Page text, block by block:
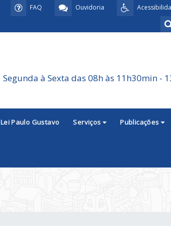
Ouvidoria
FAQ
Segunda à Sexta das 08h às 11h30min -
Lei Paulo Gustavo Serviços Publicações